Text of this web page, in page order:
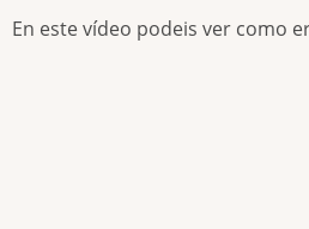
En este vídeo podeis ver como